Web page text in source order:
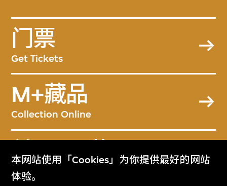
本网站使用「Cookies」为你提供最好的网站
体验。
门票
Get Tickets
M+藏品
Collection Online
关于M+藏品
About the Collection